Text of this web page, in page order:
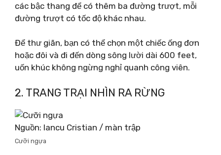
các bậc thang để có thêm ba đường trượt, mỗi
đường trượt có tốc độ khác nhau.
Để thư giãn, bạn có thể chọn một chiếc ống đơn
hoặc đôi và đi đến dòng sông lười dài 600 feet,
uốn khúc không ngừng nghỉ quanh công viên.
2. TRANG TRẠI NHÌN RA RỪNG
Nguồn: Iancu Cristian / màn trập
Cưỡi ngựa